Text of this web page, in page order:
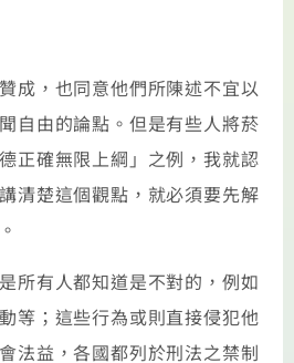
，也同意他們所陳述不宜以
自由的論點。但是有些人將菸
正確無限上綱」之例，我就認
清楚這個觀點，就必須要先解
有人都知道是不對的，例如
等；這些行為或則直接侵犯他
法益，各國都列於刑法之禁制